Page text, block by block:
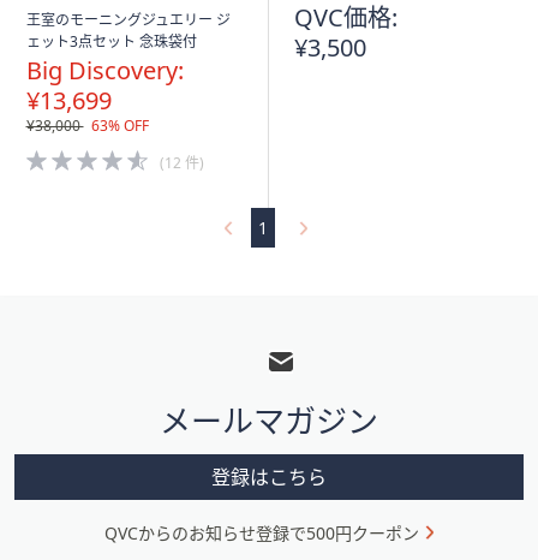
王室のモーニングジュエリー ジ
ェット3点セット 念珠袋付
Big Discovery:
¥13,699
¥38,000 63% OFF
4.5
of
(12 件)
QVC価格:
¥3,500
1
メ
ニ
メールマガジン
登録はこちら
QVCからのお知らせ登録で500円クーポン